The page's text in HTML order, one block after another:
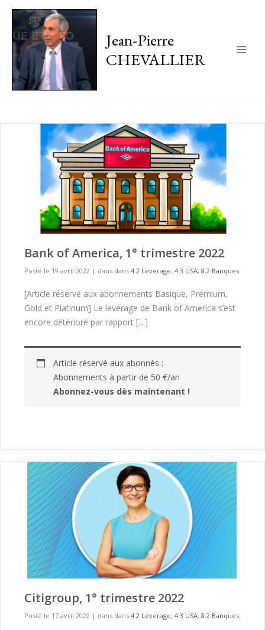
Jean-Pierre
CHEVALLIER
Bank of America, 1° trimestre 2022
Posté le 19 avril 2022 | dans dans 4.2 Leverage, 4.3 USA, 8.2 Banques
[Article réservé aux abonnements Basique, Premium,
Gold et Platinum] Le leverage de Bank of America s’est
encore détérioré par rapport […]
Article réservé aux abonnés :
Abonnements à partir de 50 €/an
Abonnez-vous dès maintenant !
Citigroup, 1° trimestre 2022
Posté le 17 avril 2022 | dans dans 4.2 Leverage, 4.3 USA, 8.2 Banques